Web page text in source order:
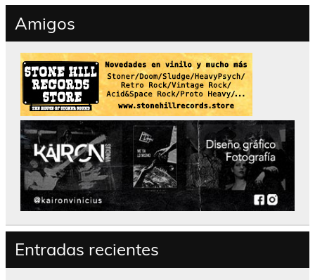
Amigos
Entradas recientes